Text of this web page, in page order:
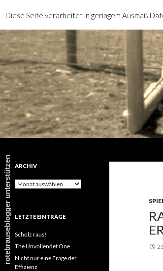
ARCHIV
Archiv
LETZTE EINTRÄGE
Scholz raus!
The Unvollendet One
Nicht nur eine Frage der
Effizienz
Diese Seite verarbeitet in geringem Ausmaß
rotebrauseblogger unterstützen